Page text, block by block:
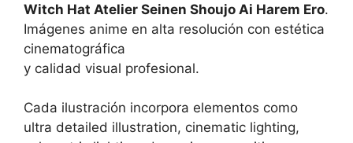
Witch Hat Atelier Seinen Shoujo Ai Harem Ero.
Imágenes anime en alta resolución con estética
cinematográfica
y calidad visual profesional.
Cada ilustración incorpora elementos como
ultra detailed illustration, cinematic lighting,